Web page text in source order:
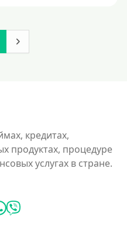
кредитах,
продуктах, процедуре
услугах в стране.